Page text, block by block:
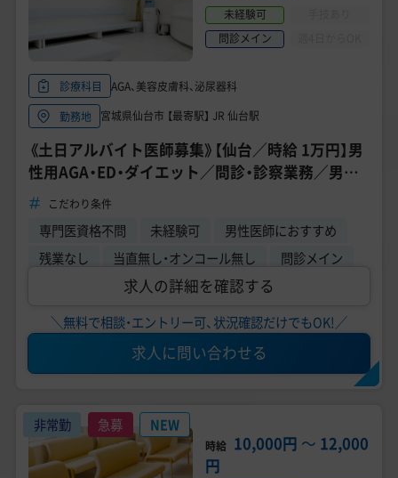
未経験可
問診メイン
診療科目
AGA、美容皮膚科、泌尿器科
勤務地
宮城県仙台市 【最寄駅】 JR 仙台駅
《土日アルバイト医師募集》【仙台／時給 1万円】男
性用AGA・ED・ダイエット／問診・診察業務／男性
医師活躍中
こだわり条件
専門医資格不問 未経験可
男性医師におすすめ
残業なし
当直無し・オンコール無し 問診メイン
求人の詳細を確認する
＼無料で相談・エントリー可、状況確認だけでもOK!／
求人に問い合わせる
非常勤 急募 NEW
時給 10,000円 〜 12,000
円